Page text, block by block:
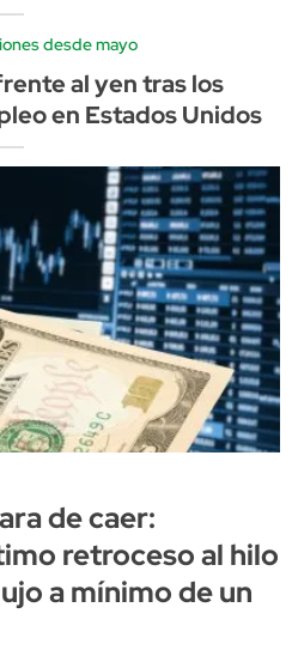
desde mayo
al yen tras los
en Estados Unidos
de caer:
retroceso al hilo
a mínimo de un